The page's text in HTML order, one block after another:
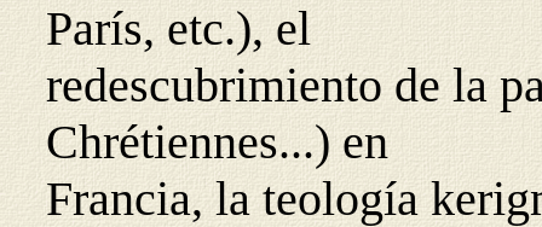
París, etc.), el
redescubrimiento de la
Chrétiennes...) en
Francia, la teología